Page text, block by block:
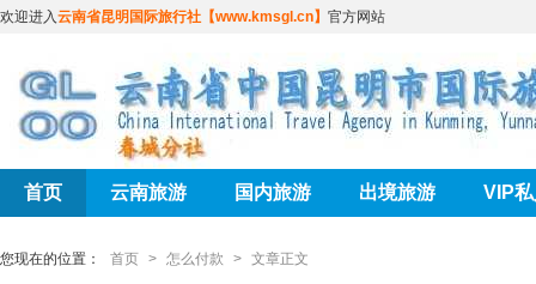
欢迎进入云南省昆明国际旅行社【www.kmsgl.cn】 官方网站
首页 云南旅游 国内旅游 出境旅游 VIP
您现在的位置： 首页 > 怎么付款 > 文章正文